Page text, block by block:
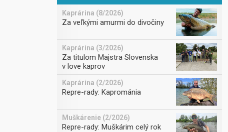
Kaprárina (8/2026)
Za veľkými amurmi do divočiny
Kaprárina (3/2026)
Za titulom Majstra Slovenska
v love kaprov
Kaprárina (2/2026)
Repre-rady: Kaprománia
Muškárenie (2/2026)
Repre-rady: Muškárim celý rok